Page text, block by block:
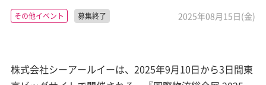
その他イベント 募集終了 2025年08月15日(金)
株式会社シーアールイーは、2025年9月10日から3日間東